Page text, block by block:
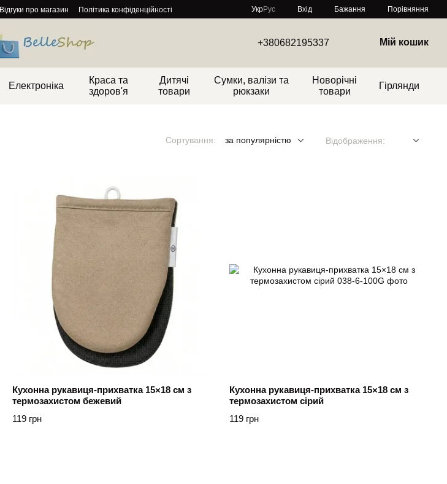
Відгуки про магазин Політика конфіденційності УкрРус Вхід Бажання Порівняння
+380682195337 Мій кошик
Електроніка
Краса та
здоров'я
Дитячі
товари
Сумки, валізи та
рюкзаки
Новорічні
товари
Гірлянди
Сортування: за популярністю Відображення:
Кухонна рукавиця-прихватка 15×18 см з
термозахистом бежевий
119 грн
Кухонна рукавиця-прихватка 15×18 см з
термозахистом сірий
119 грн